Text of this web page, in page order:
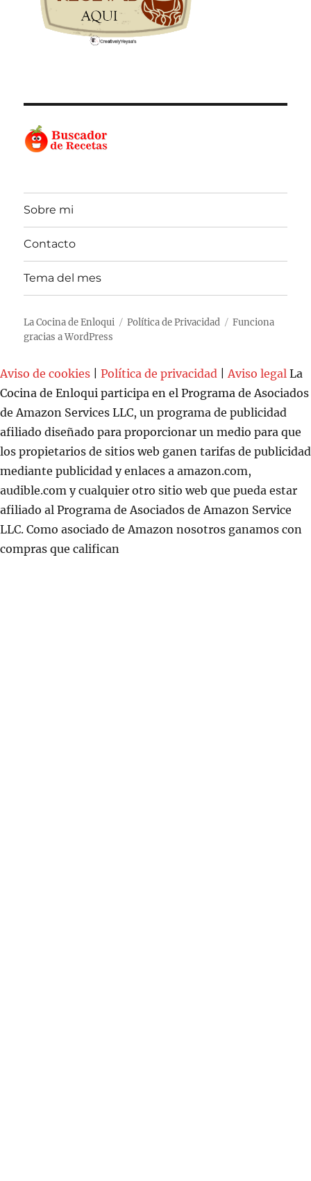
Sobre mi
Contacto
Tema del mes
La Cocina de Enloqui Política de Privacidad
Funciona
gracias a WordPress
Aviso de cookies Política de privacidad Aviso legal La
Cocina de Enloqui participa en el Programa de Asociados
de Amazon Services LLC, un programa de publicidad
afiliado diseñado para proporcionar un medio para que
los propietarios de sitios web ganen tarifas de publicidad
mediante publicidad y enlaces a amazon.com,
audible.com y cualquier otro sitio web que pueda estar
afiliado al Programa de Asociados de Amazon Service
LLC. Como asociado de Amazon nosotros ganamos con
compras que califican